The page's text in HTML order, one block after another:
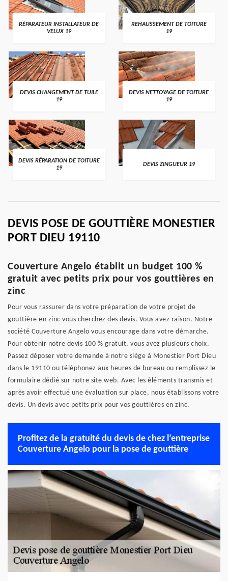
RÉPARATEUR INSTALLATEUR DE
VELUX 19
REHAUSSEMENT DE TOITURE
19
DEVIS CHANGEMENT DE TUILE
19
DEVIS NETTOYAGE DE TOITURE
19
DEVIS RÉPARATION DE TOITURE
19
DEVIS ZINGUEUR 19
DEVIS POSE DE GOUTTIÈRE MONESTIER
PORT DIEU 19110
Couverture Angelo établit un budget 100 %
gratuit avec petits prix pour vos gouttières en
zinc
Pour vous rassurer dans votre préparation de votre projet de
gouttière en zinc vous cherchez des devis. Vous avez raison. Notre
société Couverture Angelo vous encourage dans votre démarche.
Pour obtenir notre devis 100 % gratuit, vous avez plusieurs choix.
Passez déposer votre demande à notre siège à Monestier Port Dieu
dans le 19110 ou téléphonez aux heures de bureau ou remplissez le
formulaire dédié sur notre site web. Avec les éléments transmis et
après avoir effectué une évaluation sur place, nous établissons votre
devis. Un devis avec petits prix pour vos gouttières en zinc.
Profitez de la gratuité du devis de chez l’entreprise
Couverture Angelo pour la pose de gouttière